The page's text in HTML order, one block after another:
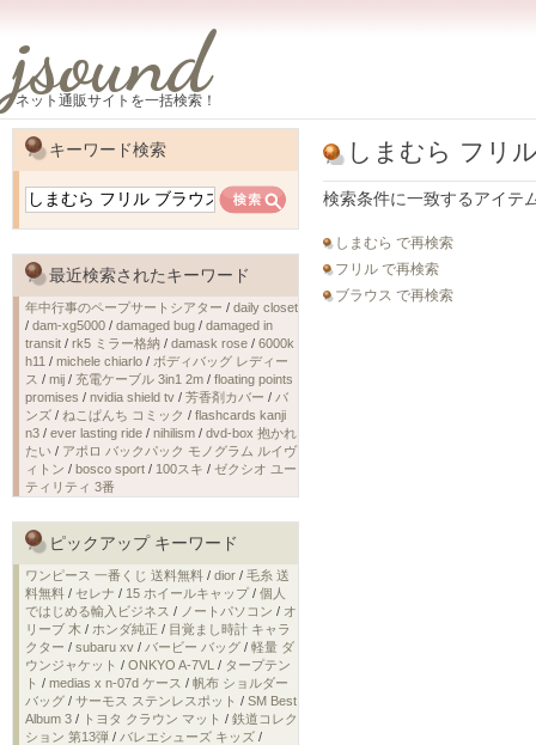
jsound
ネット通販サイトを一括検索！
しまむら フリ
検索条件に一致するアイテ
しまむら で再検索
フリル で再検索
ブラウス で再検索
キーワード検索
最近検索されたキーワード
年中行事のペープサートシアター / daily closet
/ dam-xg5000 / damaged bug / damaged in
transit / rk5 ミラー格納 / damask rose / 6000k
h11 / michele chiarlo / ボディバッグ レディー
ス / mij / 充電ケーブル 3in1 2m / floating points
promises / nvidia shield tv / 芳香剤カバー / バ
ンズ / ねこぱんち コミック / flashcards kanji
n3 / ever lasting ride / nihilism / dvd-box 抱かれ
たい / アポロ バックパック モノグラム ルイヴ
ィトン / bosco sport / 100スキ / ゼクシオ ユー
ティリティ 3番
ピックアップ キーワード
ワンピース 一番くじ 送料無料 / dior / 毛糸 送
料無料 / セレナ / 15 ホイールキャップ/ 個人
ではじめる輸入ビジネス / ノートパソコン / オ
リーブ 木 / ホンダ純正 / 目覚まし時計 キャラ
クター / subaru xv / バービー バッグ / 軽量 ダ
ウンジャケット / ONKYO A-7VL / タープテン
ト / medias x n-07d ケース / 帆布 ショルダー
バッグ / サーモス ステンレスポット / SM Best
Album 3 / トヨタ クラウン マット / 鉄道コレク
ション 第13弾 / バレエシューズ キッズ /